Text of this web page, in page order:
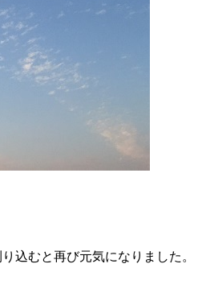
込むと再び元気になりました。